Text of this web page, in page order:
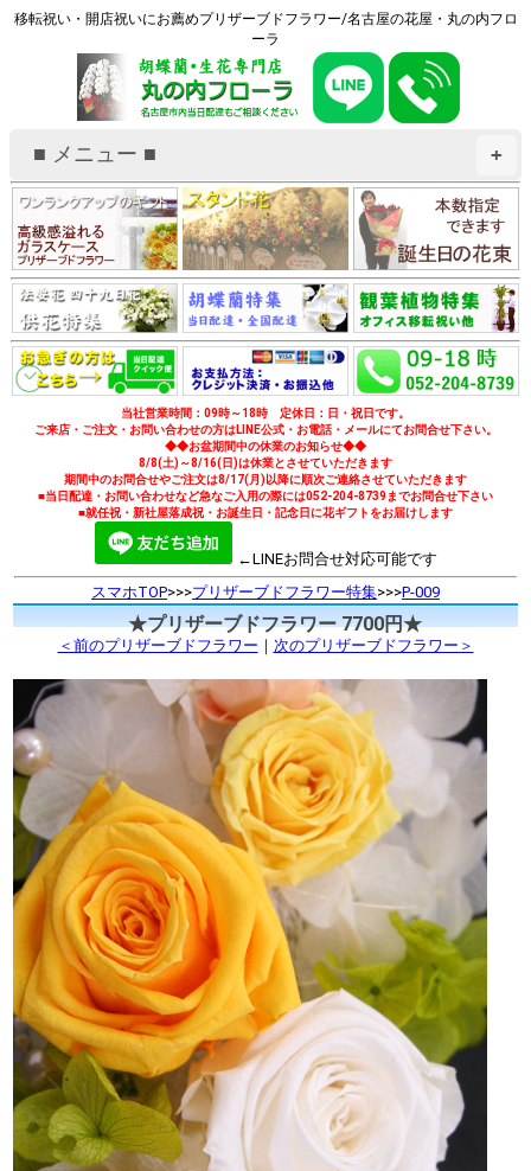
移転祝い・開店祝いにお薦めプリザーブドフラワー/名古屋の花屋・丸の内フロ
ーラ
+
■ メニュー ■
当社営業時間：09時～18時 定休日：日・祝日です。
ご来店・ご注文・お問い合わせの方はLINE公式・お電話・メールにてお問合せ下さい。
◆◆お盆期間中の休業のお知らせ◆◆
8/8(土)～8/16(日)は休業とさせていただきます
期間中のお問合せやご注文は8/17(月)以降に順次ご連絡させていただきます
■当日配達・お問い合わせなど急なご入用の際には052-204-8739までお問合せ下さい
■就任祝・新社屋落成祝・お誕生日・記念日に花ギフトをお届けします
←LINEお問合せ対応可能です
スマホTOP>>>プリザーブドフラワー特集>>>P-009
★プリザーブドフラワー 7700円★
＜前のプリザーブドフラワー ｜ 次のプリザーブドフラワー＞